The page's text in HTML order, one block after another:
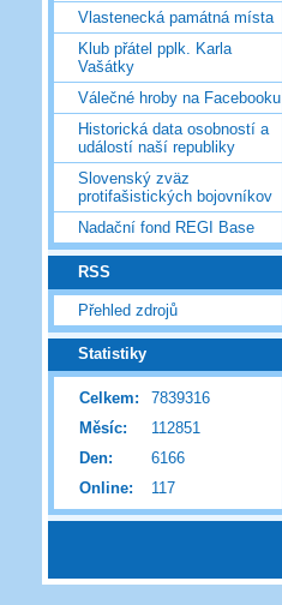
Vlastenecká památná místa
Klub přátel pplk. Karla
Vašátky
Válečné hroby na Facebooku
Historická data osobností a
událostí naší republiky
Slovenský zväz
protifašistických bojovníkov
Nadační fond REGI Base
RSS
Přehled zdrojů
Statistiky
Online: 117
Celkem:
7839316
Měsíc:
112851
Den:
6166